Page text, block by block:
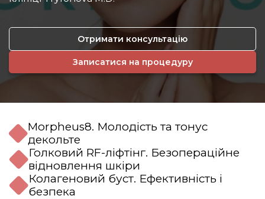
Отримати консультацію
Записатися на процедуру
Morpheus8. Молодість та тонус
декольте
Голковий RF-ліфтінг. Безопераційне
відновлення шкіри
Колагеновий буст. Ефективність і
безпека